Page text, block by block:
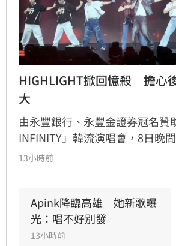
HIGHLIGHT掀回憶殺　擔心
大
由永豐銀行、永豐金證券冠名贊
INFINITY」韓流演唱會，8日晚
力開唱，集結NEWBEAT、FLARE
熱情應援，尖叫與歡呼聲一路未
HIGHLIGHT壓軸接管舞台，將
潮。
13小時前
Apink降臨高雄　她新歌曝
光：唱不好別發
13小時前